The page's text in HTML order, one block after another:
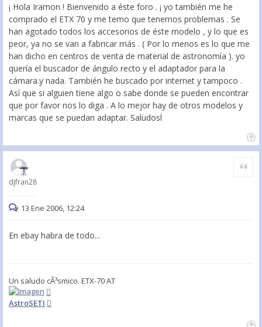
¡ Hola Iramon ! Bienvenido a éste foro . ¡ yo también me he
comprado el ETX 70 y me temo que tenemos problemas . Se
han agotado todos los accesorios de éste modelo , y lo que es
peor, ya no se van a fabricar más . ( Por lo menos es lo que me
han dicho en centros de venta de material de astronomía ). yo
quería el buscador de ángulo recto y el adaptador para la
cámara.y nada. También he buscado por internet y tampoco .
Así que si alguien tiene algo o sabe donde se pueden encontrar
que por favor nos lo diga . A lo mejor hay de otros modelos y
marcas que se puedan adaptar. Saludosl
djfran28
Citar
13 Ene 2006, 12:24
En ebay habra de todo...
Un saludo cÃ³smico. ETX-70 AT
AstroSETI